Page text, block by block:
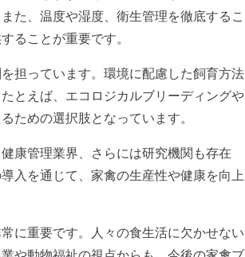
た、温度や湿度、衛生管理を徹底するこ
ることが重要です。
担っています。環境に配慮した飼育方法
とえば、エコロジカルブリーディングや
ための選択肢となっています。
康管理業界、さらには研究機関も存在
入を通じて、家禽の生産性や健康を向上
に重要です。人々の食生活に欠かせない